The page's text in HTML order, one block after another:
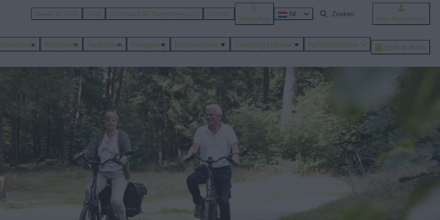
Nieuw in 2026 Shop Download de Norgerberg app Contact
WhatsApp
NL
Mijn Norgerberg
Kamperen Faciliteiten Omgeving Bospaviljoen Camping Horeca Parkinformatie Zoek & Boek